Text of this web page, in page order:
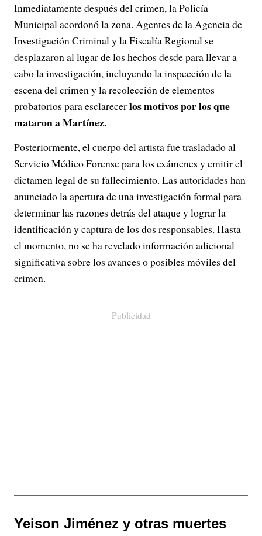
Inmediatamente después del crimen, la Policía
Municipal acordonó la zona. Agentes de la Agencia de
Investigación Criminal y la Fiscalía Regional se
desplazaron al lugar de los hechos desde para llevar a
cabo la investigación, incluyendo la inspección de la
escena del crimen y la recolección de elementos
probatorios para esclarecerlos motivos por los que
mataron a Martínez.
Posteriormente, el cuerpo del artista fue trasladado al
Servicio Médico Forense para los exámenes y emitir el
dictamen legal de su fallecimiento. Las autoridades han
anunciado la apertura de una investigación formal para
determinar las razones detrás del ataque y lograr la
identificación y captura de los dos responsables. Hasta
el momento, no se ha revelado información adicional
significativa sobre los avances o posibles móviles del
crimen.
Publicidad
Yeison Jiménez y otras muertes